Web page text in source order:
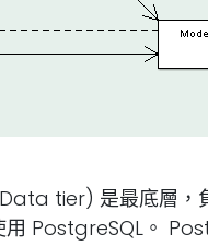
tier) 是最底層，
PostgreSQL。